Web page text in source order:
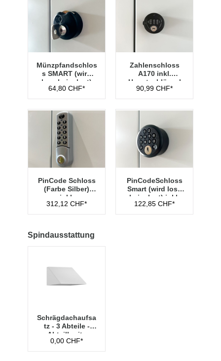
Münzpfandschlos
s SMART (wird
lose beigelegt)
64,80 CHF*
Zahlenschloss
A170 inkl.
Hauptschlüssel
Typ 1
90,99 CHF*
PinCode Schloss
(Farbe Silber)
inkl.
Hauptschlüssel
Typ 1
312,12 CHF*
PinCodeSchloss
Smart (wird lose
beigelegt) inkl.
Managementschl
üssel
122,85 CHF*
Spindausstattung
Schrägdachaufsa
tz - 3 Abteile -
Abteilbreite
300mm
0,00 CHF*